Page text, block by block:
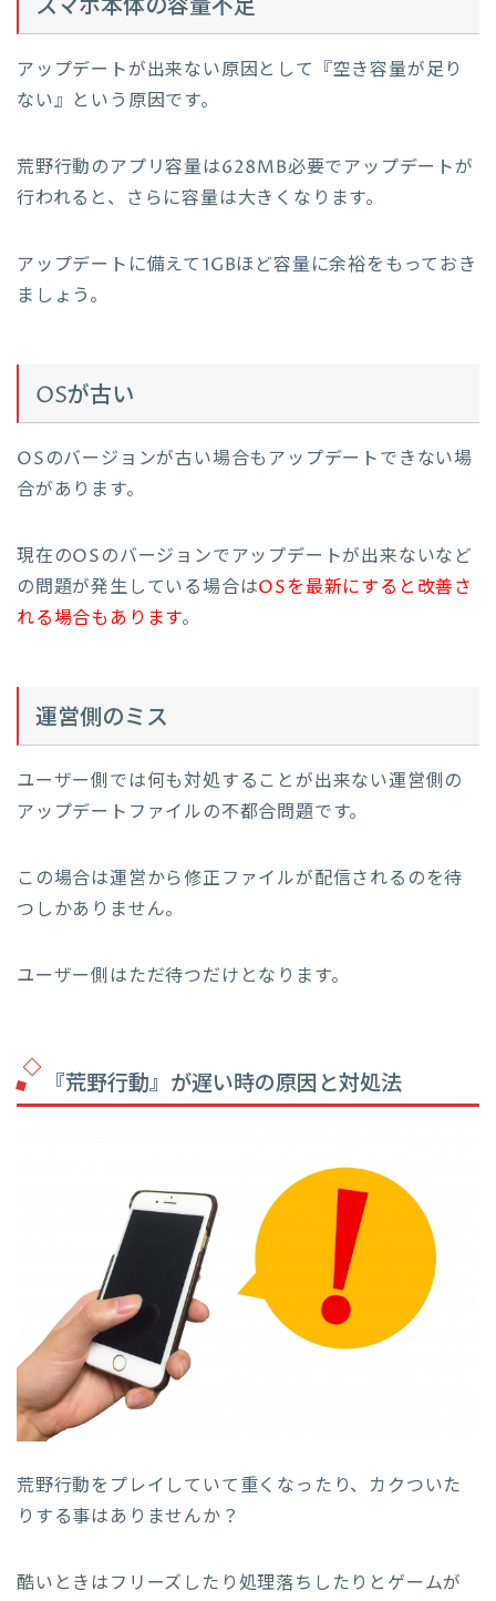
スマホ本体の容量不足
アップデートが出来ない原因として『空き容量が足り
ない』という原因です。
荒野行動のアプリ容量は628MB必要でアップデートが
行われると、さらに容量は大きくなります。
アップデートに備えて1GBほど容量に余裕をもっておき
ましょう。
OSが古い
OSのバージョンが古い場合もアップデートできない場
合があります。
現在のOSのバージョンでアップデートが出来ないなど
の問題が発生している場合はOSを最新にすると改善さ
れる場合もあります。
運営側のミス
ユーザー側では何も対処することが出来ない運営側の
アップデートファイルの不都合問題です。
この場合は運営から修正ファイルが配信されるのを待
つしかありません。
ユーザー側はただ待つだけとなります。
『荒野行動』が遅い時の原因と対処法
荒野行動をプレイしていて重くなったり、カクついた
りする事はありませんか？
酷いときはフリーズしたり処理落ちしたりとゲームが